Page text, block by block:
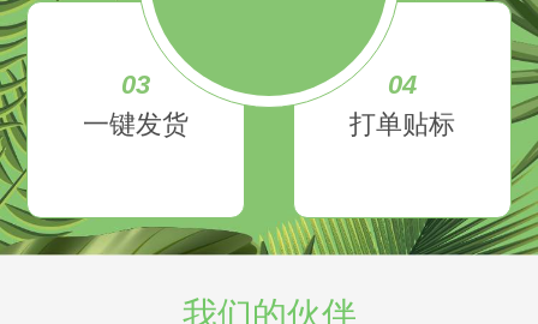
03
一键发货
04
打单贴标
我们的伙伴